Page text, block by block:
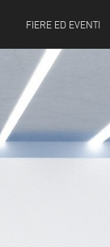
FIERE ED EVENTI